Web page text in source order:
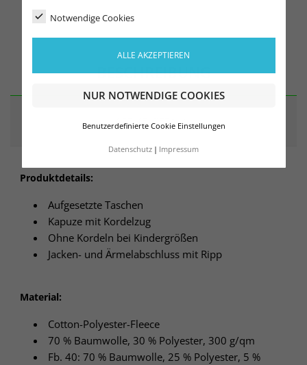
Notwendige Cookies
ALLE AKZEPTIEREN
NUR NOTWENDIGE COOKIES
Benutzerdefinierte Cookie Einstellungen
Datenschutz Impressum
BESCHREIBUNG
ARTIKELDETAILS
Produktdetails:
Aufgesetzte Taschen
Kapuze mit Kordelzug
Ohne Kordeln bei Kindergrößen
Jacken- und Ärmelabschluss mit Ripp
Material:
Cotton-Polyester-Fleece
70 % Baumwolle, 30 % Polyester, 300 g/qm
Fb. 40: 70 % Baumwolle, 25 % Polyester, 5 %